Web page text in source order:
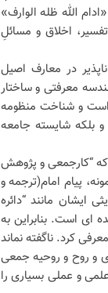
الله ظله الوارف»
اخلاق و مسائلِ
در معارف اصیل
معرفتی و ساختار
است و شناخت منظومه
بلکه شایسته جامعه
“کارجمعی و پژوهش
پیام امام(ترجمه و
مانند “دائره
ای است. بنابراین به
کرد. ناگفته نماند
و روح و روحیه جمعی
و عملی بسیاری را